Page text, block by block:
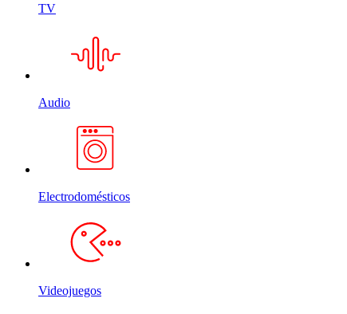
TV
Audio
Electrodomésticos
Videojuegos